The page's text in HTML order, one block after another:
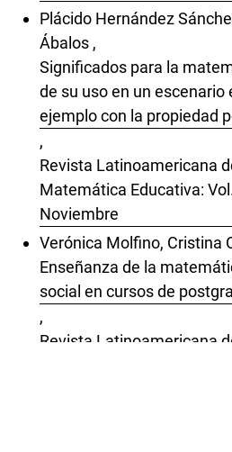
Plácido Hernández
Ábalos ,
Significados para la
de su uso en un escenario
ejemplo con la propiedad
,
Revista Latinoamericana
Matemática Educativa:
Noviembre
Verónica Molfino, Cristina
Enseñanza de la
social en cursos de
,
Revista Latinoamericana